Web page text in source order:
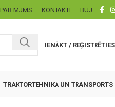
PAR MUMS KONTAKTI BUJ
IENĀKT / REĢISTRĒTIES
TRAKTORTEHNIKA UN TRANSPORTS